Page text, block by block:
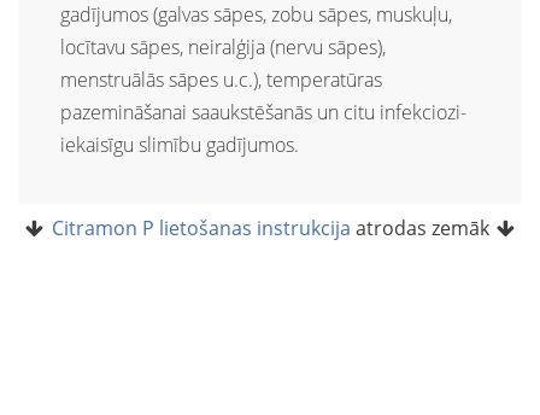
gadījumos (galvas sāpes, zobu sāpes, muskuļu,
locītavu sāpes, neiralģija (nervu sāpes),
menstruālās sāpes u.c.), temperatūras
pazemināšanai saaukstēšanās un citu infekciozi-
iekaisīgu slimību gadījumos.
Citramon P lietošanas instrukcija atrodas zemāk